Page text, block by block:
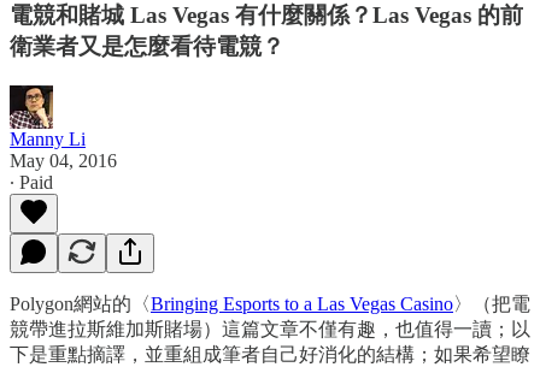
電競和賭城 Las Vegas 有什麼關係？Las Vegas 的前
衛業者又是怎麼看待電競？
Manny Li
May 04, 2016
∙ Paid
Polygon網站的〈Bringing Esports to a Las Vegas Casino〉（把電
競帶進拉斯維加斯賭場）這篇文章不僅有趣，也值得一讀；以
下是重點摘譯，並重組成筆者自己好消化的結構；如果希望瞭